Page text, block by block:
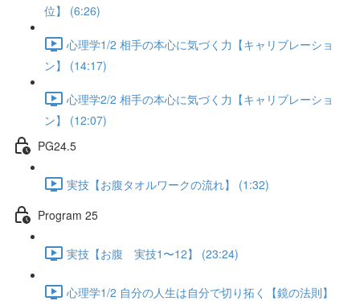
位】 (6:26)
心理学1/2 相手の本心に気づく力【キャリブレーショ
ン】 (14:17)
心理学2/2 相手の本心に気づく力【キャリブレーショ
ン】 (12:07)
PG24.5
実技【お腹タオルワークの流れ】 (1:32)
Program 25
実技【お腹 実技1〜12】 (23:24)
心理学1/2 自分の人生は自分で切り拓く【鏡の法則】